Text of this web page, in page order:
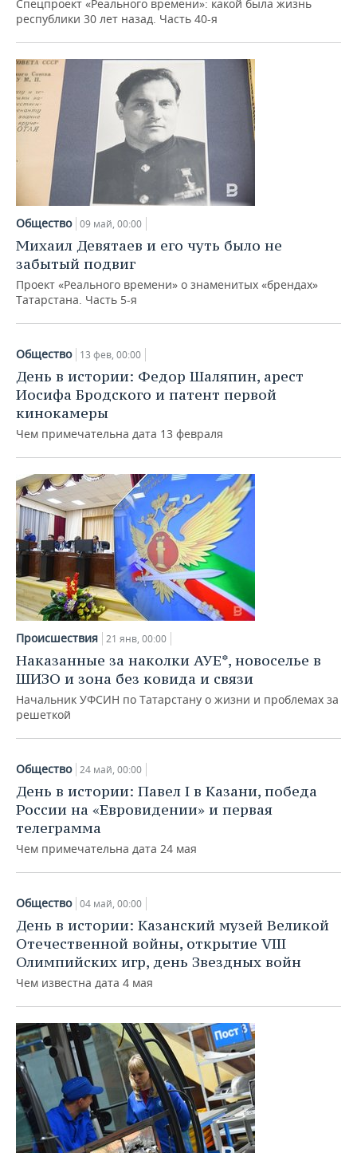
Спецпроект «Реального времени»: какой была жизнь
республики 30 лет назад. Часть 40-я
Общество 09 май, 00:00
Михаил Девятаев и его чуть было не
забытый подвиг
Проект «Реального времени» о знаменитых «брендах»
Татарстана. Часть 5-я
Общество 13 фев, 00:00
День в истории: Федор Шаляпин, арест
Иосифа Бродского и патент первой
кинокамеры
Чем примечательна дата 13 февраля
Происшествия 21 янв, 00:00
Наказанные за наколки АУЕ*, новоселье в
ШИЗО и зона без ковида и связи
Начальник УФСИН по Татарстану о жизни и проблемах за
решеткой
Общество 24 май, 00:00
День в истории: Павел I в Казани, победа
России на «Евровидении» и первая
телеграмма
Чем примечательна дата 24 мая
Общество 04 май, 00:00
День в истории: Казанский музей Великой
Отечественной войны, открытие VIII
Олимпийских игр, день Звездных войн
Чем известна дата 4 мая